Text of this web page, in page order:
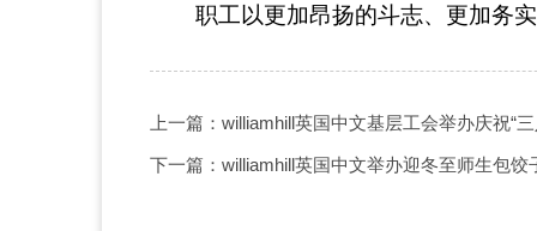
职工以更加昂扬的斗志、更加务
上一篇：williamhill英国中文基层工会举办庆祝“
下一篇：williamhill英国中文举办迎冬至师生包饺